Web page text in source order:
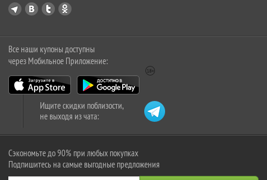
Все наши купоны доступны
через Мобильное Приложение:
Ищите скидки поблизости,
не выходя из чата:
Сэкономьте до 90% при любых покупках
Подпишитесь на самые выгодные предложения